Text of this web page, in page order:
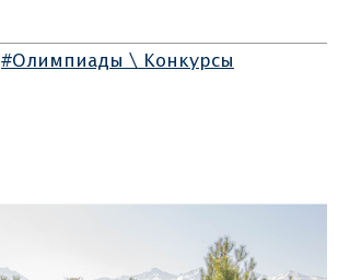
#Олимпиады \ Конкурсы